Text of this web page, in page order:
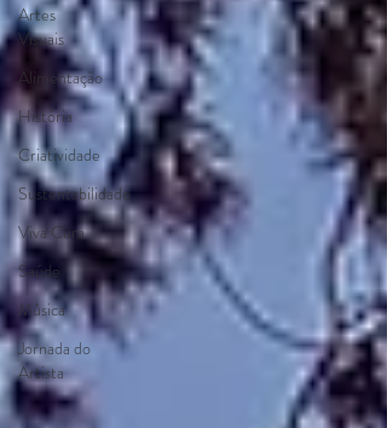
Artes
Visuais
Alimentação
História
Criatividade
Sustentabilidade
Viva Cura
Saúde
Música
Jornada do
Artista